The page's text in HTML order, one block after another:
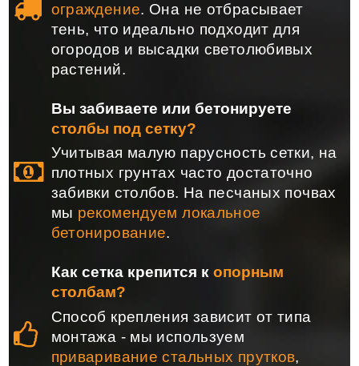
ограждение. Она не отбрасывает
тень, что идеально подходит для
огородов и высадки светолюбивых
растений.
Вы забиваете или бетонируете
столбы под сетку?
Учитывая малую парусность сетки, на
плотных грунтах часто достаточно
забивки столбов. На песчаных почвах
мы рекомендуем локальное
бетонирование.
Как сетка крепится к опорным
столбам?
Способ крепления зависит от типа
монтажа - мы используем
приваривание стальных прутков,